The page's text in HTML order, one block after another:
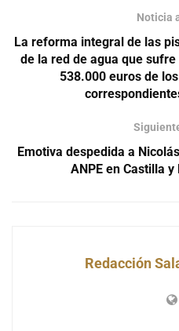
Noticia
La reforma integral de las
de la red de agua que
538.000 euros de
Emotiva despedida a
ANPE en Castilla
Redacción